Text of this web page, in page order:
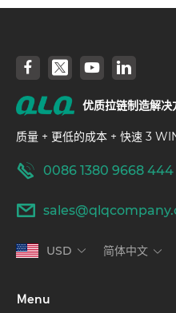
Ｍenu
优质拉链制造解决
质量 + 更低的成本 + 快速 3
0086 1380 9668 444
USD 简体中文